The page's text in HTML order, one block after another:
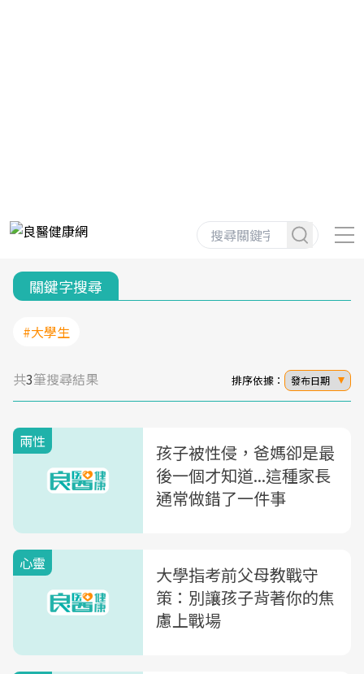
關鍵字搜尋
#大學生
共3筆搜尋結果 排序依據： 發布日期
兩性
孩子被性侵，爸媽卻是最
後一個才知道...這種家長
通常做錯了一件事
心靈
大學指考前父母教戰守
策：別讓孩子背著你的焦
慮上戰場